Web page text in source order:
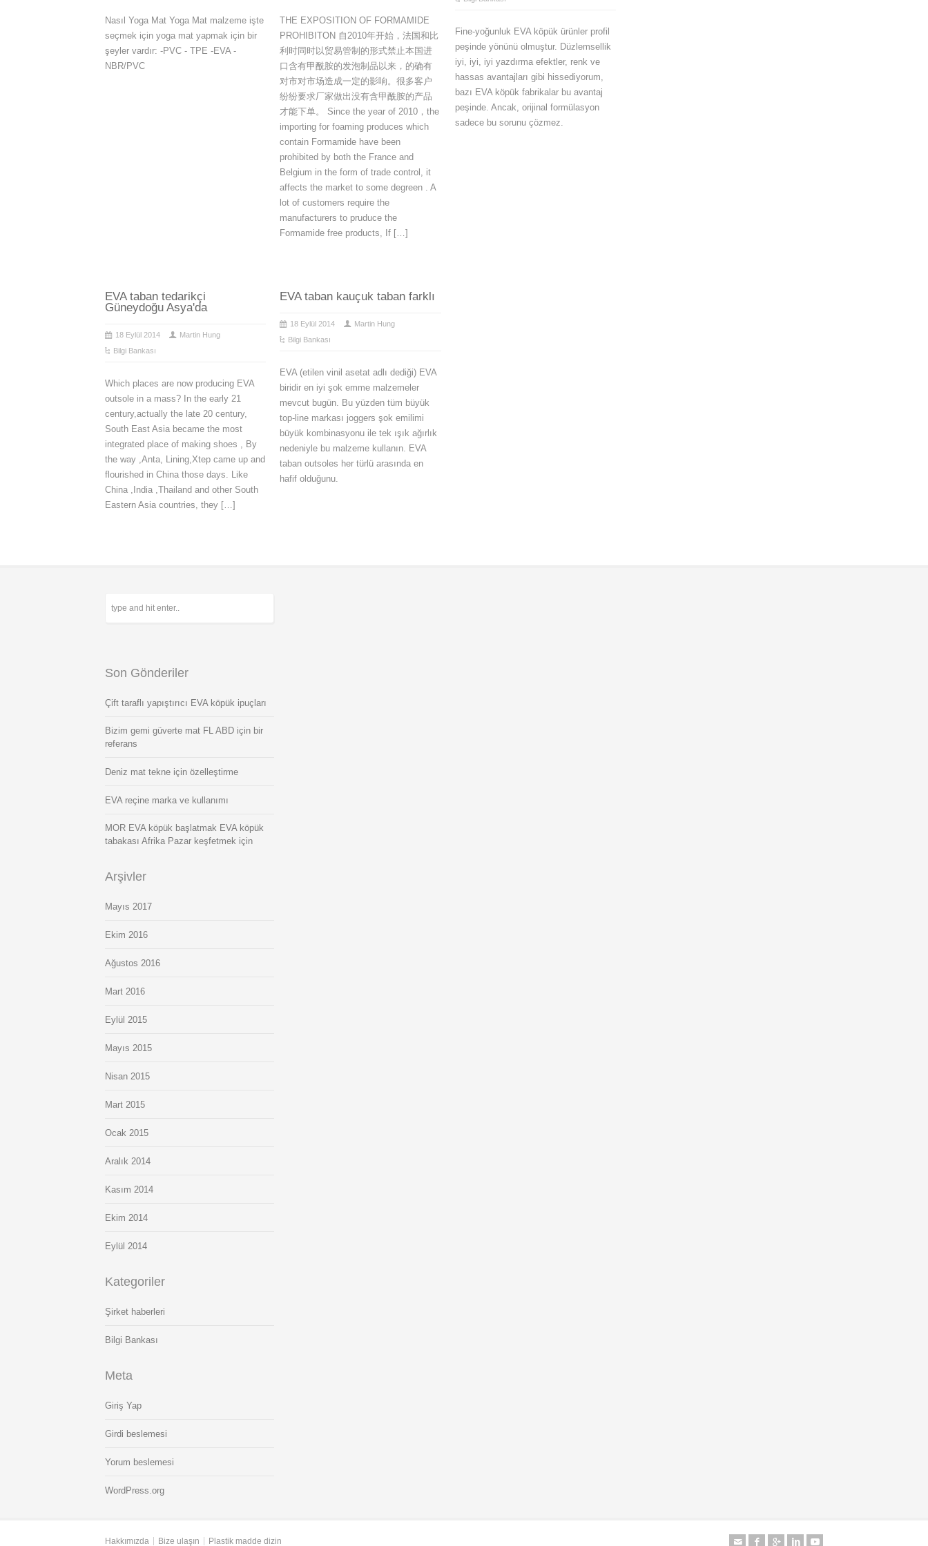
Nasıl Yoga Mat Yoga Mat malzeme işte
seçmek için yoga mat yapmak için bir
şeyler vardır: -PVC - TPE -EVA -
NBR/PVC
THE EXPOSITION OF FORMAMIDE
PROHIBITON 自2010年开始，法国和比
利时同时以贸易管制的形式禁止本国进
口含有甲酰胺的发泡制品以来，的确有
对市对市场造成一定的影响。很多客户
纷纷要求厂家做出没有含甲酰胺的产品
才能下单。 Since the year of 2010，the
importing for foaming produces which
contain Formamide have been
prohibited by both the France and
Belgium in the form of trade control, it
affects the market to some degreen . A
lot of customers require the
manufacturers to pruduce the
Formamide free products, If […]
Fine-yoğunluk EVA köpük ürünler profil
peşinde yönünü olmuştur. Düzlemsellik
iyi, iyi, iyi yazdırma efektler, renk ve
hassas avantajları gibi hissediyorum,
bazı EVA köpük fabrikalar bu avantaj
peşinde. Ancak, orijinal formülasyon
sadece bu sorunu çözmez.
EVA taban tedarikçi
Güneydoğu Asya'da
18 Eylül 2014
Martin Hung
Bilgi Bankası
Which places are now producing EVA
outsole in a mass? In the early 21
century,actually the late 20 century,
South East Asia became the most
integrated place of making shoes , By
the way ,Anta, Lining,Xtep came up and
flourished in China those days. Like
China ,India ,Thailand and other South
Eastern Asia countries, they […]
EVA taban kauçuk taban farklı
18 Eylül 2014
Martin Hung
Bilgi Bankası
EVA (etilen vinil asetat adlı dediği) EVA
biridir en iyi şok emme malzemeler
mevcut bugün. Bu yüzden tüm büyük
top-line markası joggers şok emilimi
büyük kombinasyonu ile tek ışık ağırlık
nedeniyle bu malzeme kullanın. EVA
taban outsoles her türlü arasında en
hafif olduğunu.
Son Gönderiler
Çift taraflı yapıştırıcı EVA köpük ipuçları
Bizim gemi güverte mat FL ABD için bir
referans
Deniz mat tekne için özelleştirme
EVA reçine marka ve kullanımı
MOR EVA köpük başlatmak EVA köpük
tabakası Afrika Pazar keşfetmek için
Arşivler
Mayıs 2017
Ekim 2016
Ağustos 2016
Mart 2016
Eylül 2015
Mayıs 2015
Nisan 2015
Mart 2015
Ocak 2015
Aralık 2014
Kasım 2014
Ekim 2014
Eylül 2014
Kategoriler
Şirket haberleri
Bilgi Bankası
Meta
Giriş Yap
Girdi beslemesi
Yorum beslemesi
WordPress.org
Hakkımızda Bize ulaşın Plastik madde dizin